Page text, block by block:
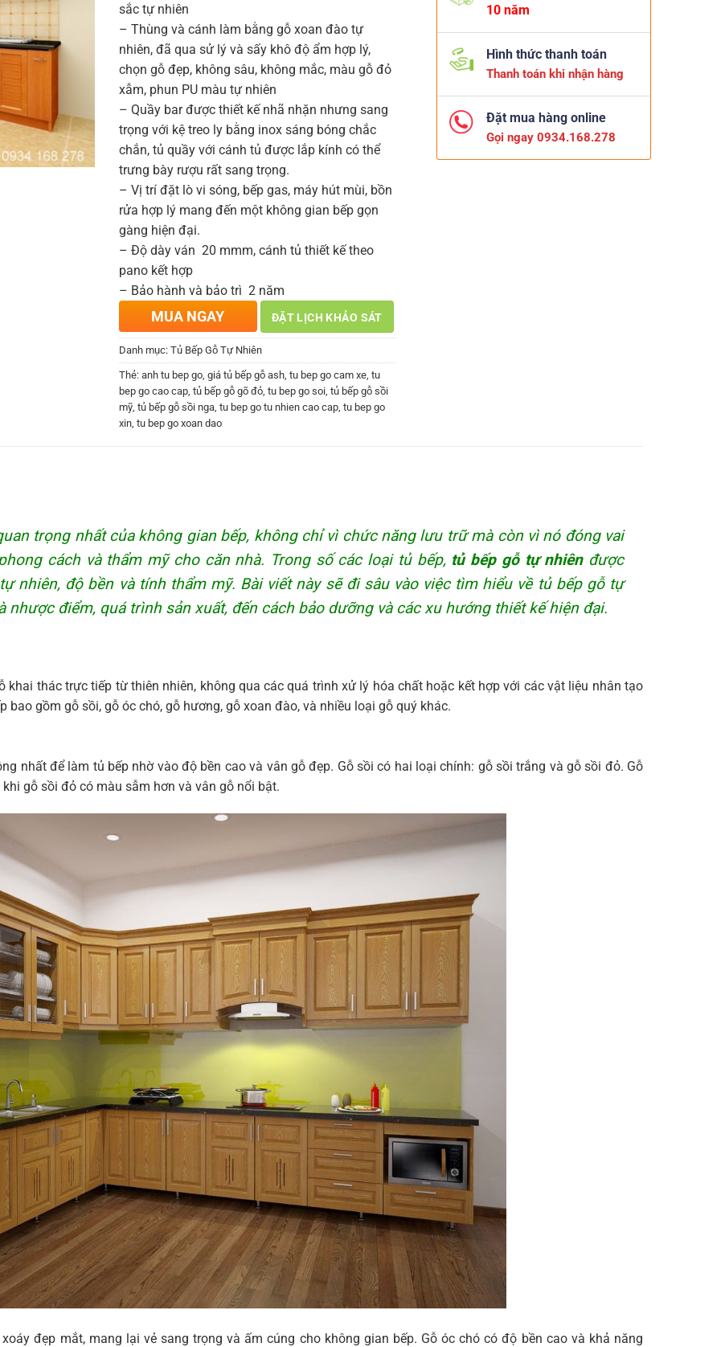
sắc tự nhiên
– Thùng và cánh làm bằng gỗ xoan đào tự
nhiên, đã qua sử lý và sấy khô độ ẩm hợp lý,
chọn gỗ đẹp, không sâu, không mắc, màu gỗ đỏ
xẫm, phun PU màu tự nhiên
– Quầy bar được thiết kế nhã nhặn nhưng sang
trọng với kệ treo ly bằng inox sáng bóng chắc
chắn, tủ quầy với cánh tủ được lắp kính có thể
trưng bày rượu rất sang trọng.
– Vị trí đặt lò vi sóng, bếp gas, máy hút mùi, bồn
rửa hợp lý mang đến một không gian bếp gọn
gàng hiện đại.
– Độ dày ván 20 mmm, cánh tủ thiết kế theo
pano kết hợp
– Bảo hành và bảo trì 2 năm
MUA NGAY ĐẶT LỊCH KHẢO SÁT
Danh mục: Tủ Bếp Gỗ Tự Nhiên
Thẻ: anh tu bep go, giá tủ bếp gỗ ash, tu bep go cam xe, tu
bep go cao cap, tủ bếp gỗ gõ đỏ, tu bep go soi, tủ bếp gỗ sồi
mỹ, tủ bếp gỗ sồi nga, tu bep go tu nhien cao cap, tu bep go
xin, tu bep go xoan dao
10 năm
Hình thức thanh toán
Thanh toán khi nhận hàng
Đặt mua hàng online
Gọi ngay 0934.168.278
trọng nhất của không gian bếp, không chỉ vì chức năng lưu trữ mà còn vì nó đóng vai
cách và thẩm mỹ cho căn nhà. Trong số các loại tủ bếp, tủ bếp gỗ tự nhiênđược
nhiên, độ bền và tính thẩm mỹ. Bài viết này sẽ đi sâu vào việc tìm hiểu về tủ bếp gỗ tự
nhược điểm, quá trình sản xuất, đến cách bảo dưỡng và các xu hướng thiết kế hiện đại.
khai thác trực tiếp từ thiên nhiên, không qua các quá trình xử lý hóa chất hoặc kết hợp với các vật liệu nhân tạo
bao gồm gỗ sồi, gỗ óc chó, gỗ hương, gỗ xoan đào, và nhiều loại gỗ quý khác.
nhất để làm tủ bếp nhờ vào độ bền cao và vân gỗ đẹp. Gỗ sồi có hai loại chính: gỗ sồi trắng và gỗ sồi đỏ. Gỗ
gỗ sồi đỏ có màu sẫm hơn và vân gỗ nổi bật.
đẹp mắt, mang lại vẻ sang trọng và ấm cúng cho không gian bếp. Gỗ óc chó có độ bền cao và khả năng